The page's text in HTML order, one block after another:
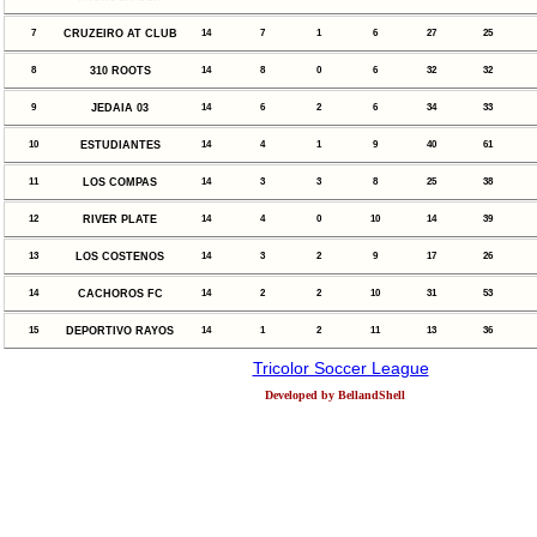
7 CRUZEIRO AT CLUB 14 7 1 6 27 25
8 310 ROOTS 14 8 0 6 32 32
9 JEDAIA 03 14 6 2 6 34 33
10 ESTUDIANTES 14 4 1 9 40 61
11 LOS COMPAS 14 3 3 8 25 38
12 RIVER PLATE 14 4 0 10 14 39
13 LOS COSTENOS 14 3 2 9 17 26
14 CACHOROS FC 14 2 2 10 31 53
15 DEPORTIVO RAYOS 14 1 2 11 13 36
Tricolor Soccer League
Developed by BellandShell